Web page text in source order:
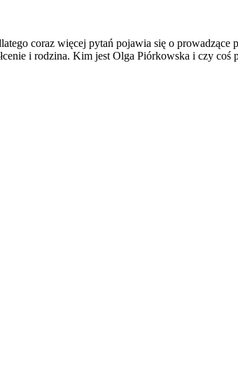
coraz więcej pytań pojawia się o
i rodzina. Kim jest Olga Piórkowska i czy coś